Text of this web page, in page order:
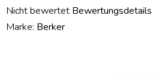
Die
durchschnittliche
Nicht bewertet Bewertungsdetails
Marke: Berker